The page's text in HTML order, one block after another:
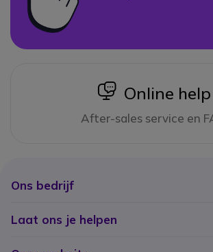
icon
Online help
After-sales service en
Ons bedrijf
Laat ons je helpen